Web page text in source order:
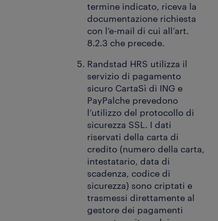
termine indicato, riceva la
documentazione richiesta
con l’e-mail di cui all’art.
8.2.3 che precede.
Randstad HRS utilizza il
servizio di pagamento
sicuro CartaSì di ING e
PayPalche prevedono
l’utilizzo del protocollo di
sicurezza SSL. I dati
riservati della carta di
credito (numero della carta,
intestatario, data di
scadenza, codice di
sicurezza) sono criptati e
trasmessi direttamente al
gestore dei pagamenti